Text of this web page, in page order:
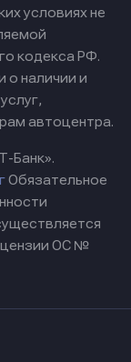
условиях не
кодекса РФ.
о наличии и
автоцентра.
Банк».
Обязательное
ОС №